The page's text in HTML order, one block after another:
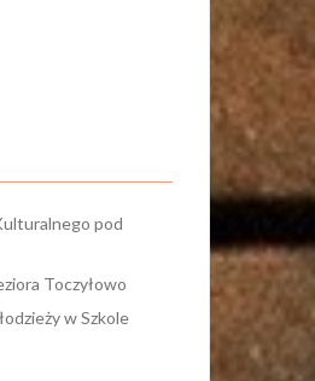
pod
Toczyłowo
w Szkole